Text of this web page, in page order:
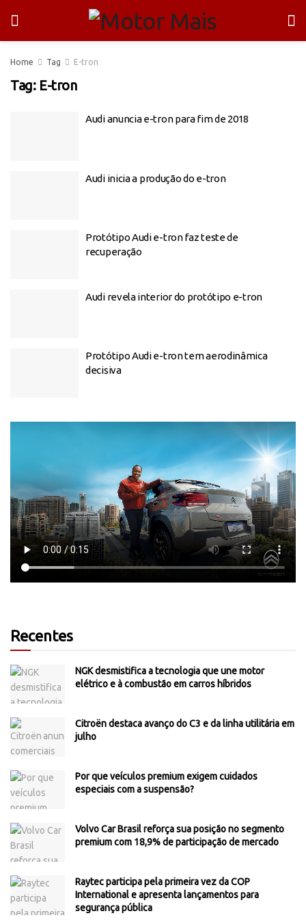
Home Tag E-tron
Tag: E-tron
Audi anuncia e-tron para fim de 2018
Audi inicia a produção do e-tron
Protótipo Audi e-tron faz teste de
recuperação
Audi revela interior do protótipo e-tron
Protótipo Audi e-tron tem aerodinâmica
decisiva
Recentes
NGK desmistifica a tecnologia que une motor
elétrico e à combustão em carros híbridos
Citroën destaca avanço do C3 e da linha utilitária em
julho
Por que veículos premium exigem cuidados
especiais com a suspensão?
Volvo Car Brasil reforça sua posição no segmento
premium com 18,9% de participação de mercado
Raytec participa pela primeira vez da COP
International e apresenta lançamentos para
segurança pública